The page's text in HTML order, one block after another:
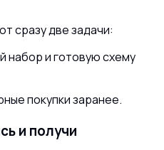
сразу две задачи:
набор и готовую схему
покупки заранее.
и получи